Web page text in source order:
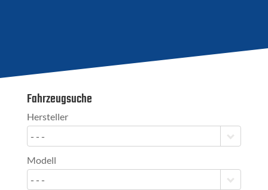
Fahrzeugsuche
Hersteller
- - -
Modell
- - -